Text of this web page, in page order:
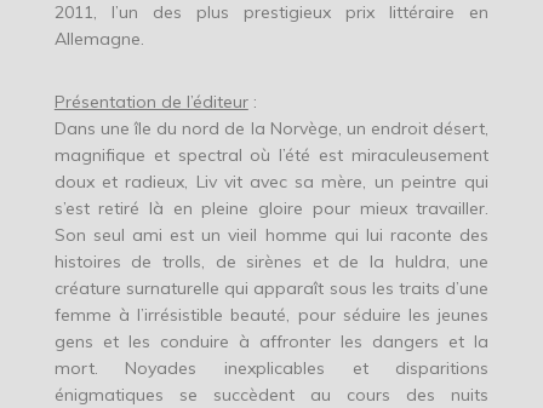
2011, l’un des plus prestigieux prix littéraire en
Allemagne.
Présentation de l’éditeur:
Dans une île du nord de la Norvège, un endroit désert,
magnifique et spectral où l’été est miraculeusement
doux et radieux, Liv vit avec sa mère, un peintre qui
s’est retiré là en pleine gloire pour mieux travailler.
Son seul ami est un vieil homme qui lui raconte des
histoires de trolls, de sirènes et de la huldra, une
créature surnaturelle qui apparaît sous les traits d’une
femme à l’irrésistible beauté, pour séduire les jeunes
gens et les conduire à affronter les dangers et la
mort. Noyades inexplicables et disparitions
énigmatiques se succèdent au cours des nuits